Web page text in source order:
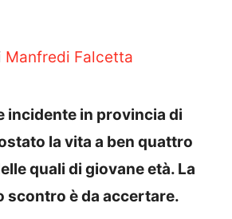
Manfredi Falcetta
incidente in provincia di
la vita a ben quattro
quali di giovane età. La
scontro è da accertare.